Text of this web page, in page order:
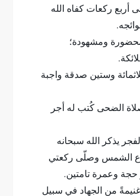
ركعات كفاه الله
ومشهودة؛
وستين صدقة واجبة
الضحى كُتب له أجر
يذكر الله سبحانه
الشمس وصلّى ركعتي
وعمرة تامتين.
من الجهاد في سبيل